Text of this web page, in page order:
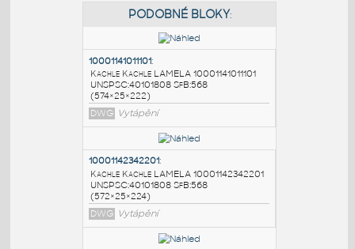
PODOBNÉ BLOKY